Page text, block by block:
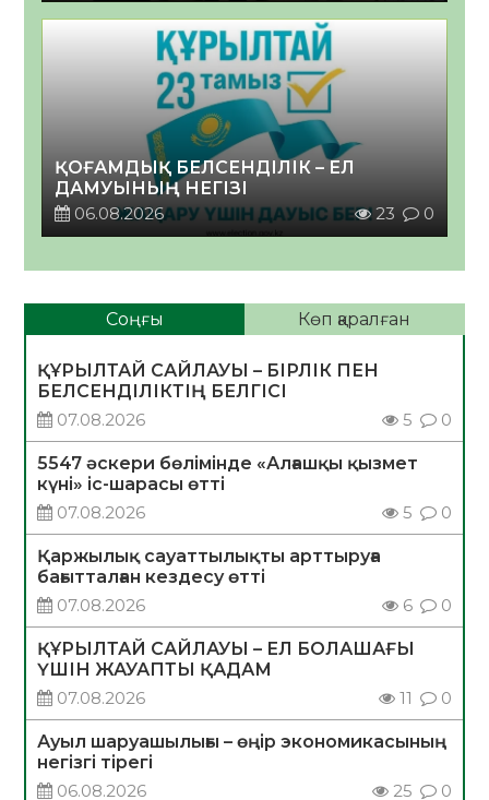
ҚОҒАМДЫҚ БЕЛСЕНДІЛІК – ЕЛ
ДАМУЫНЫҢ НЕГІЗІ
06.08.2026
23 0
Соңғы Көп қаралған
ҚҰРЫЛТАЙ САЙЛАУЫ – БІРЛІК ПЕН
БЕЛСЕНДІЛІКТІҢ БЕЛГІСІ
07.08.2026
5 0
5547 әскери бөлімінде «Алғашқы қызмет
күні» іс-шарасы өтті
07.08.2026
5 0
Қаржылық сауаттылықты арттыруға
бағытталған кездесу өтті
07.08.2026
6 0
ҚҰРЫЛТАЙ САЙЛАУЫ – ЕЛ БОЛАШАҒЫ
ҮШІН ЖАУАПТЫ ҚАДАМ
07.08.2026
11 0
Ауыл шаруашылығы – өңір экономикасының
негізгі тірегі
06.08.2026
25 0